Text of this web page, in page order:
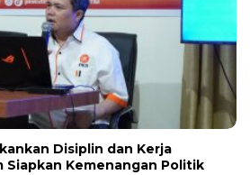
Disiplin dan Kerja
Siapkan Kemenangan Politik